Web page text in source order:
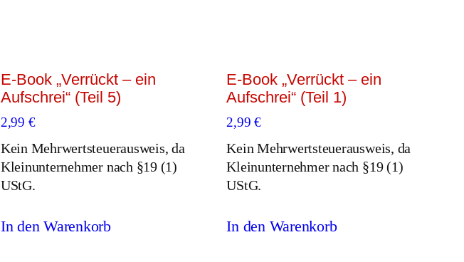
E-Book „Verrückt – ein
Aufschrei“ (Teil 5)
2,99 €
Kein Mehrwertsteuerausweis, da
Kleinunternehmer nach §19 (1)
UStG.
In den Warenkorb
E-Book „Verrückt – ein
Aufschrei“ (Teil 1)
2,99€
Kein Mehrwertsteuerausweis, da
Kleinunternehmer nach §19 (1)
UStG.
In den Warenkorb